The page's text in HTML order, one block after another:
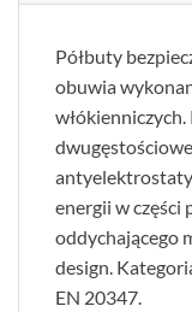
Półbuty
obuwia
energii w części
oddychającego
design.
EN 20347.